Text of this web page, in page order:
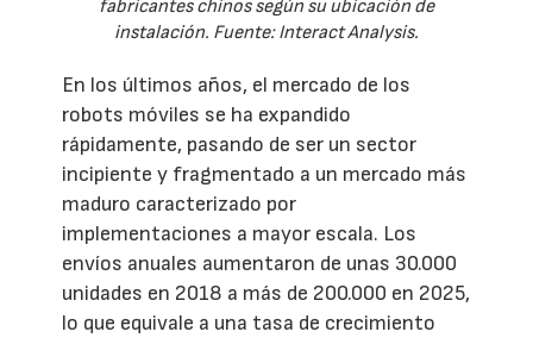
fabricantes chinos según su ubicación de
instalación. Fuente: Interact Analysis.
En los últimos años, el mercado de los
robots móviles se ha expandido
rápidamente, pasando de ser un sector
incipiente y fragmentado a un mercado más
maduro caracterizado por
implementaciones a mayor escala. Los
envíos anuales aumentaron de unas 30.000
unidades en 2018 a más de 200.000 en 2025,
lo que equivale a una tasa de crecimiento